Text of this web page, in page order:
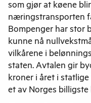
som gjør at køene
næringstransporten
Bompenger har stor
kunne nå
vilkårene i
staten. Avtalen gir
kroner i året i
et av Norges